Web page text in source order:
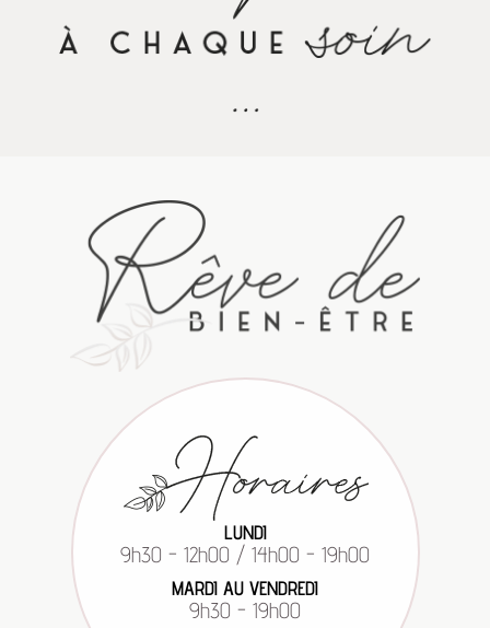
LUNDI
9h30 - 12h00 / 14h00 - 19h00
MARDI AU VENDREDI
9h30 - 19h00